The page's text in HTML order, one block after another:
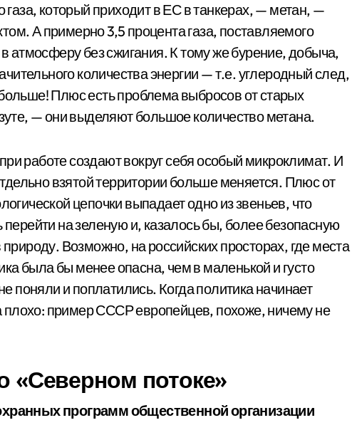
который приходит в ЕС в танкерах, — метан, —
А примерно 3,5 процента газа, поставляемого
атмосферу без сжигания. К тому же бурение, добыча,
количества энергии — т.е. углеродный след,
Плюс есть проблема выбросов от старых
— они выделяют большое количество метана.
работе создают вокруг себя особый микроклимат. И
взятой территории больше меняется. Плюс от
цепочки выпадает одно из звеньев, что
на зеленую и, казалось бы, более безопасную
Возможно, на российских просторах, где места
была бы менее опасна, чем в маленькой и густо
поняли и поплатились. Когда политика начинает
плохо: пример СССР европейцев, похоже, ничему не
«Северном потоке»
программ общественной организации